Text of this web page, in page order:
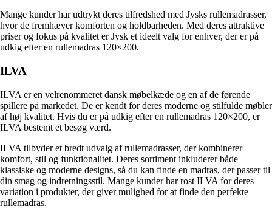
Mange kunder har udtrykt deres tilfredshed med Jysks rullemadrasser,
hvor de fremhæver komforten og holdbarheden. Med deres attraktive
priser og fokus på kvalitet er Jysk et ideelt valg for enhver, der er på
udkig efter en rullemadras 120×200.
ILVA
ILVA er en velrenommeret dansk møbelkæde og en af de førende
spillere på markedet. De er kendt for deres moderne og stilfulde møbler
af høj kvalitet. Hvis du er på udkig efter en rullemadras 120×200, er
ILVA bestemt et besøg værd.
ILVA tilbyder et bredt udvalg af rullemadrasser, der kombinerer
komfort, stil og funktionalitet. Deres sortiment inkluderer både
klassiske og moderne designs, så du kan finde en madras, der passer til
din smag og indretningsstil. Mange kunder har rost ILVA for deres
variation i produkter, der giver mulighed for at finde den perfekte
rullemadras.